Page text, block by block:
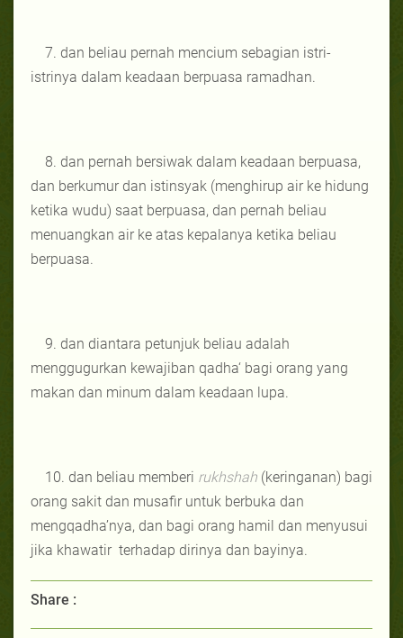
7. dan beliau pernah mencium sebagian istri-
istrinya dalam keadaan berpuasa ramadhan.
8. dan pernah bersiwak dalam keadaan berpuasa,
dan berkumur dan istinsyak (menghirup air ke hidung
ketika wudu) saat berpuasa, dan pernah beliau
menuangkan air ke atas kepalanya ketika beliau
berpuasa.
9. dan diantara petunjuk beliau adalah
menggugurkan kewajiban qadha‘ bagi orang yang
makan dan minum dalam keadaan lupa.
10. dan beliau memberi rukhshah (keringanan) bagi
orang sakit dan musafir untuk berbuka dan
mengqadha’nya, dan bagi orang hamil dan menyusui
jika khawatir terhadap dirinya dan bayinya.
Share :